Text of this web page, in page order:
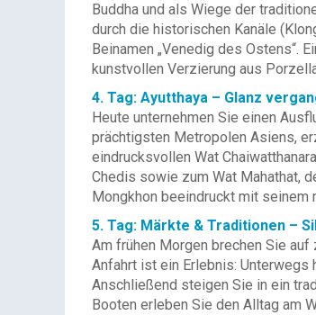
Buddha und als Wiege der
durch die historischen Kanäle
Beinamen „Venedig des Ostens“.
kunstvollen Verzierung aus
4. Tag: Ayutthaya – Glanz
Heute unternehmen Sie einen
prächtigsten Metropolen Asiens,
eindrucksvollen Wat
Chedis sowie zum Wat Mahathat,
Mongkhon beeindruckt mit seinem
5. Tag: Märkte & Traditionen –
Am frühen Morgen brechen Sie
Anfahrt ist ein Erlebnis: Unterwegs
Anschließend steigen Sie in ein
Booten erleben Sie den Alltag am